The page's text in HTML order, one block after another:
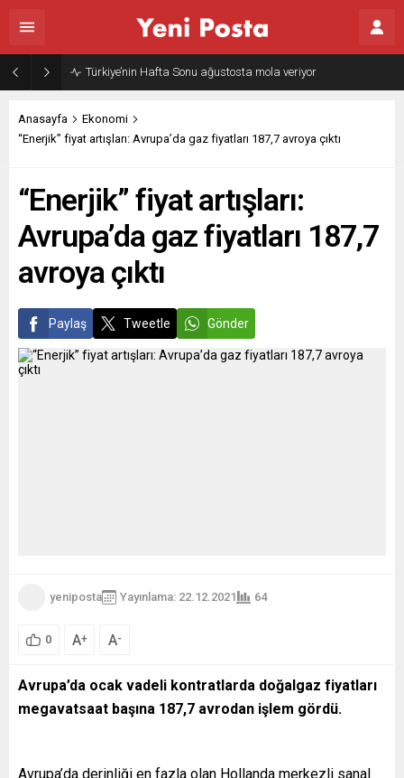
Türkiye’nin Hafta Sonu ağustosta mola veriyor
Anasayfa
Ekonomi
“Enerjik” fiyat artışları: Avrupa’da gaz fiyatları 187,7 avroya çıktı
“Enerjik” fiyat artışları:
Avrupa’da gaz fiyatları 187,7
avroya çıktı
Paylaş Tweetle Gönder
yeniposta Yayınlama: 22.12.2021 64
0 A+ A-
Avrupa’da ocak vadeli kontratlarda doğalgaz fiyatları
megavatsaat başına 187,7 avrodan işlem gördü.
Avrupa’da derinliği en fazla olan Hollanda merkezli sanal